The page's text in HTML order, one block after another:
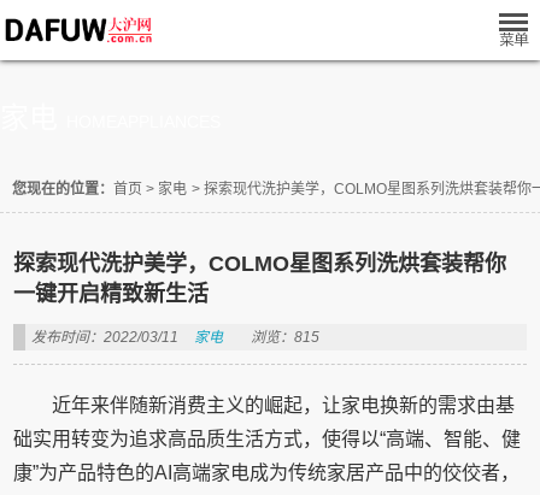
您现在的位置： 首页 > 家电 > 探索现代洗护美学，COLMO星图系列洗烘套装帮你
探索现代洗护美学，COLMO星图系列洗烘套装帮你
一键开启精致新生活
发布时间：2022/03/11 家电 浏览：815
近年来伴随新消费主义的崛起，让家电换新的需求由基
础实用转变为追求高品质生活方式，使得以“高端、智能、健
康”为产品特色的AI高端家电成为传统家居产品中的佼佼者，